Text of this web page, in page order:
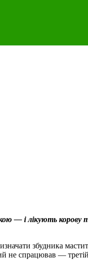
— і лікують
збудника
не спрацював —